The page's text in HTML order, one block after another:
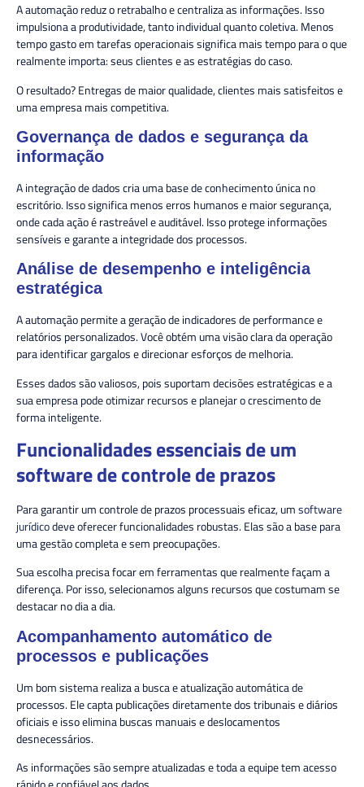
A automação reduz o retrabalho e centraliza as informações. Isso
impulsiona a produtividade, tanto individual quanto coletiva. Menos
tempo gasto em tarefas operacionais significa mais tempo para o que
realmente importa: seus clientes e as estratégias do caso.
O resultado? Entregas de maior qualidade, clientes mais satisfeitos e
uma empresa mais competitiva.
Governança de dados e segurança da
informação
A integração de dados cria uma base de conhecimento única no
escritório. Isso significa menos erros humanos e maior segurança,
onde cada ação é rastreável e auditável. Isso protege informações
sensíveis e garante a integridade dos processos.
Análise de desempenho e inteligência
estratégica
A automação permite a geração de indicadores de performance e
relatórios personalizados. Você obtém uma visão clara da operação
para identificar gargalos e direcionar esforços de melhoria.
Esses dados são valiosos, pois suportam decisões estratégicas e a
sua empresa pode otimizar recursos e planejar o crescimento de
forma inteligente.
Funcionalidades essenciais de um
software de controle de prazos
Para garantir um controle de prazos processuais eficaz, umsoftware
jurídicodeve oferecer funcionalidades robustas. Elas são a base para
uma gestão completa e sem preocupações.
Sua escolha precisa focar em ferramentas que realmente façam a
diferença. Por isso, selecionamos alguns recursos que costumam se
destacar no dia a dia.
Acompanhamento automático de
processos e publicações
Um bom sistema realiza a busca e atualização automática de
processos. Ele capta publicações diretamente dos tribunais e diários
oficiais e isso elimina buscas manuais e deslocamentos
desnecessários.
As informações são sempre atualizadas e toda a equipe tem acesso